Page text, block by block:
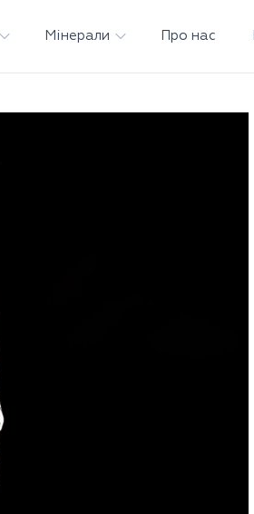
Мінерали Про нас